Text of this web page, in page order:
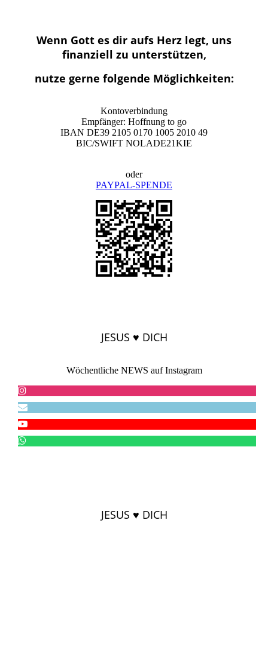
Wenn Gott es dir aufs Herz legt, uns
finanziell zu unterstützen,
nutze gerne folgende Möglichkeiten:
Kontoverbindung
Empfänger: Hoffnung to go
IBAN DE39 2105 0170 1005 2010 49
BIC/SWIFT NOLADE21KIE
oder
PAYPAL-SPENDE
JESUS ♥ DICH
Wöchentliche NEWS auf Instagram
JESUS ♥ DICH